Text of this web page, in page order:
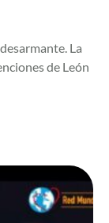
La
de León